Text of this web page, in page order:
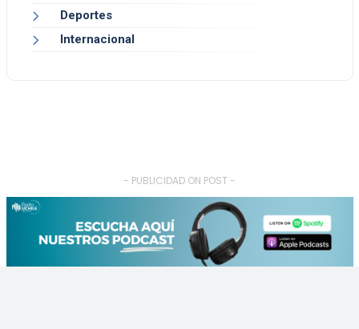
Deportes
Internacional
- PUBLICIDAD ON POST -